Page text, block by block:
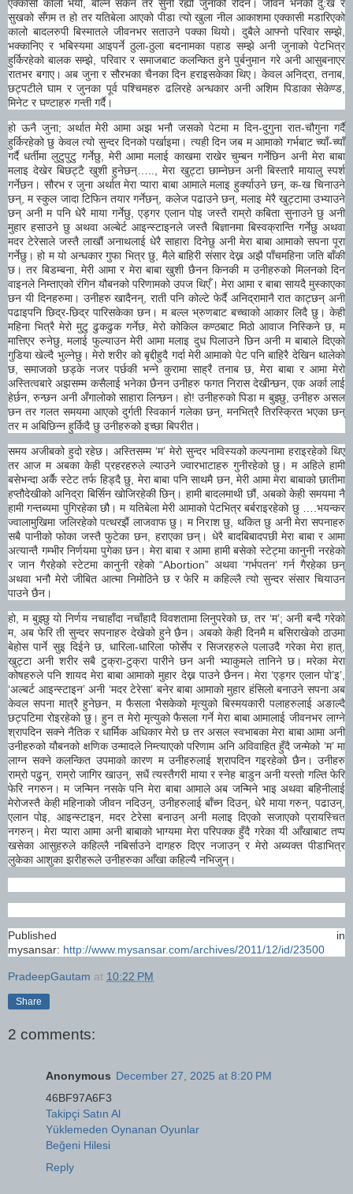
एक्कासी कालो भयो, बोल्न सकेन तर सुनी रह्यो जुनाको रोदन। जीवन भनेको दु:ख र
सुखको सँगम त हो तर यतिबेला आएको पीडा त्यो खुला नील आकाशमा एक्कासी मडारिएको
कालो बादलरुपी बिस्मातले जीवनभर सताउने पक्का थियो। दुबैले आफ्नो परिवार सम्झे,
भक्कानिए र भबिस्यमा आइपर्ने ठुला-ठुला बदनामका पहाड सम्झे अनी जुनाको पेटभित्र
हुर्किरहेको बालक सम्झे, परिवार र समाजबाट कलन्कित हुने पुर्बनुमान गरे अनी आसुबनाएर
रातभर बगाए। अब जुना र सौरभका चैनका दिन हराइसकेका थिए। केवल अनिद्रा, तनाब,
छट्पटीले घाम र जुनका पूर्व पश्चिमहरु ढलिरहे अन्धकार अनी अशिम पिडाका सेकेण्ड,
मिनेट र घण्टाहरु गन्ती गर्दै।
हो ऊनै जुना; अर्थात मेरी आमा अझ भनौ जसको पेटमा म दिन-दुगुना रात-चौगुना गर्दै
हुर्किरहेको छु केवल त्यो सुन्दर दिनको पर्खाइमा। त्यही दिन जब म आमाको गर्भबाट च्याँ-च्याँ
गर्दै धर्तीमा लुटुपुटु गर्नेछु, मेरी आमा मलाई काखमा राखेर चुम्बन गर्नेछिन अनी मेरा बाबा
मलाइ देखेर बिछट्टै खुशी हुनेछन्….., मेरा खुट्टा छाम्नेछन अनी बिस्तारै मायालु स्पर्श
गर्नेछन। सौरभ र जुना अर्थात मेरा प्यारा बाबा आमाले मलाइ हुर्क्याउने छन्, क-ख चिनाउने
छन्, म स्कुल जादा टिफिन तयार गर्नेछन्, कलेज पढाउने छन्, मलाइ मेरै खुट्टामा उभ्याउने
छन् अनी म पनि धेरै माया गर्नेछु, एड्गर एलान पोइ जस्तै राम्रो कबिता सुनाउने छु अनी
मुहार हसाउने छु अथवा अल्बेर्ट आइन्स्टाइनले जस्तै बिज्ञानमा बिस्वक्रान्ति गर्नेछु अथवा
मदर टेरेसाले जस्तै लाखौं अनाथलाई धेरै साहारा दिनेछु अनी मेरा बाबा आमाको सपना पूरा
गर्नेछु। हो म यो अन्धकार गुफा भित्र छु, मैले बाहिरी संसार देख्न अझै पाँचमहिना जति बाँकी
छ। तर बिडम्बना, मेरी आमा र मेरा बाबा खुशी छैनन किनकी म उनीहरुको मिलनको दिन
वाइनले निम्ताएको रंगिन यौबनको परिणामको उपज थिएँ। मेरा आमा र बाबा सायदै मुस्काएका
छन यी दिनहरुमा। उनीहरु खादैनन्, राती पनि कोल्टे फेर्दै अनिद्रामानै रात काट्छन् अनी
पढाइपनि छिद्र-छिद्र पारिसकेका छन। म बल्ल भ्रुणबाट बच्चाको आकार लिदै छु। केही
महिना भित्रै मेरो मुटु ढुकढुक गर्नेछ, मेरो कोकिल कण्ठबाट मिठो आवाज निस्किने छ, म
मात्तिएर रुनेछु, मलाई फुल्याउन मेरी आमा मलाइ दुध पिलाउने छिन अनी म बाबाले दिएको
गुडिया खेल्दै भुल्नेछु। मेरो शरीर को बृद्दीहुदै गर्दा मेरी आमाको पेट पनि बाहिरै देखिन थालेको
छ, समाजको छड्के नजर पर्छकी भन्ने कुरामा साह्रै तनाब छ, मेरा बाबा र आमा मेरो
अस्तित्वबारे अझसम्म कसैलाई भनेका छैनन उनीहरु फगत निरास देखीन्छन, एक अर्का लाई
हेर्छन, रुन्छन अनी अँगालोको साहारा लिन्छन। हो! उनीहरुको पिडा म बुझ्छु, उनीहरु असल
छन तर गलत समयमा आएको दुर्गती स्विकार्न गलेका छन्, मनभित्रै तिरस्क्रित भएका छन्
तर म अबिछिन्न हुर्किदै छु उनीहरुको इच्छा बिपरीत।
समय अजीबको हुदो रहेछ। अस्तिसम्म ‘म’ मेरो सुन्दर भविस्यको कल्पनामा हराइरहेको थिए
तर आज म अबका केही प्रहरहरुले ल्याउने ज्वारभाटाहरु गुनीरहेको छु। म अहिले हामी
बसेभन्दा अर्कै स्टेट तर्फ हिड्दै छु, मेरा बाबा पनि साथमै छन, मेरी आमा मेरा बाबाको छातीमा
हप्तौदेखीको अनिद्रा बिर्सिन खोजिरहेकी छिन्। हामी बादलमाथी छौं, अबको केही समयमा नै
हामी गन्तब्यमा पुगिरहेका छौ। म यतिबेला मेरी आमाको पेटभित्र बर्बराइरहेको छु ….भयन्कर
ज्वालामुखिमा जलिरहेको पत्थरझैं लाजवाफ छु। म निराश छु, थकित छु अनी मेरा सपनाहरु
सबै पानीको फोका जस्तै फुटेका छन, हराएका छन्। धेरै बादबिबादपछी मेरा बाबा र आमा
अत्यान्तै गम्भीर निर्णयमा पुगेका छन। मेरा बाबा र आमा हामी बसेको स्टेट्मा कानुनी नरहेको
र जान गैरहेको स्टेटमा कानुनी रहेको “Abortion” अथवा ‘गर्भपतन’ गर्न गैरहेका छन्
अथवा भनौ मेरो जीबित आत्मा निमोठिने छ र फेरि म कहिल्लै त्यो सुन्दर संसार चियाउन
पाउने छैन।
हो, म बुझ्छु यो निर्णय नचाहाँदा नचाँहादै विवशतामा लिनुपरेको छ, तर ‘म’; अनी बन्दै गरेको
म, अब फेरि ती सुन्दर सपनाहरु देखेको हुने छैन। अबको केही दिनमै म बसिराखेको ठाउमा
बेहोस पार्ने सुइ दिईने छ, धारिला-धारिला फोर्सेप र सिजरहरुले पलाउदै गरेका मेरा हात्,
खुट्टा अनी शरीर सबै टुक्रा-टुक्रा पारीने छन अनी भ्याकुमले तानिने छ। मरेका मेरा
कोषहरुले पनि शायद मेरा बाबा आमाको मुहार देख्न पाउने छैनन। मेरा ‘एड्गर एलान पो’इ’,
‘अल्बर्ट आइन्स्टाइन’ अनी ‘मदर टेरेसा’ बनेर बाबा आमाको मुहार हंसिलो बनाउने सपना अब
केवल सपना मात्रै हुनेछन, म फैसला भैसकेको मृत्‍युको बिस्मयकारी पलाहरुलाई अङाल्दै
छट्पटिमा रोइरहेको छु। हुन त मेरो मृत्‍युको फैसला गर्ने मेरा बाबा आमालाई जीवनभर लाग्ने
श्रापदिन सक्ने नैतिक र धार्मिक अधिकार मेरो छ तर असल स्वभाबका मेरा बाबा आमा अनी
उनीहरुको यौबनको क्षणिक उन्मादले निम्त्याएको परिणाम अनि अविवाहित हुँदै जन्मेको ‘म’ मा
लाग्न सक्ने कलन्कित उपमाको कारण म उनीहरुलाई श्रापदिन गइरहेको छैन। उनीहरु
राम्रो पढुन्, राम्रो जागिर खाउन्, सधैं त्यस्तैगरी माया र स्नेह बाडुन अनी यस्तो गल्ति फेरि
फेरि नगरुन। म जन्मिन नसके पनि मेरा बाबा आमाले अब जन्मिने भाइ अथवा बहिनीलाई
मेरोजस्तै केही महिनाको जीवन नदिउन्, उनीहरुलाई बाँच्न दिउन्, धेरै माया गरुन्, पढाउन्,
एलान पोइ, आइन्स्टाइन, मदर टेरेसा बनाउन् अनी मलाइ दिएको सजाएको प्रायस्चित
नगरुन्। मेरा प्यारा आमा अनी बाबाको भाग्यमा मेरा परिपक्क हुँदै गरेका यी आँखाबाट तप्प
खसेका आसुहरुले कहिल्लै नबिर्साउने दागहरु दिएर नजाउन् र मेरो अब्यक्त पीडाभित्र
लुकेका आशुका झरीहरूले उनीहरुका आँखा कहिल्यै नभिजुन्।
Published in
mysansar: http://www.mysansar.com/archives/2011/12/id/23500
PradeepGautam at 10:22 PM
Share
2 comments:
Anonymous December 27, 2025 at 8:20 PM
46BF97A6F3
Takipçi Satın Al
Yüklemeden Oynanan Oyunlar
Beğeni Hilesi
Reply